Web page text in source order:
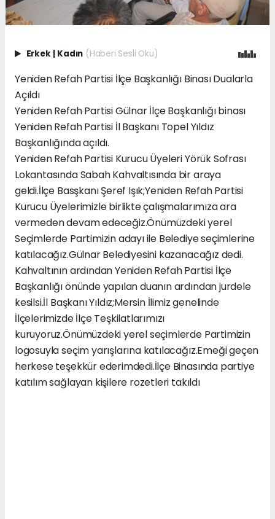
Erkek | Kadın (Haberi Sesli Oku)
Yeniden Refah Partisi İlçe Başkanlığı Binası Dualarla
Açıldı
Yeniden Refah Partisi Gülnar İlçe Başkanlığı binası
Yeniden Refah Partisi İl Başkanı Topel Yıldız
Başkanlığında açıldı.
Yeniden Refah Partisi Kurucu Üyeleri Yörük Sofrası
Lokantasında Sabah Kahvaltısında bir araya
geldi.İlçe Basşkanı Şeref Işık;Yeniden Refah Partisi
Kurucu Üyelerimizle birlikte çalışmalarımıza ara
vermeden devam edeceğiz.Önümüzdeki yerel
Seçimlerde Partimizin adayı ile Belediye seçimlerine
katılacağız.Gülnar Belediyesini kazanacağız dedi.
Kahvaltının ardından Yeniden Refah Partisi İlçe
Başkanlığı önünde yapılan duanın ardından jurdele
kesilsi.İl Başkanı Yıldız;Mersin İlimiz genelinde
İlçelerimizde İlçe Teşkilatlarımızı
kuruyoruz.Önümüzdeki yerel seçimlerde Partimizin
logosuyla seçim yarışlarına katılacağız.Emeği geçen
herkese teşekkür ederimdedi.İlçe Binasında partiye
katılım sağlayan kişilere rozetleri takıldı